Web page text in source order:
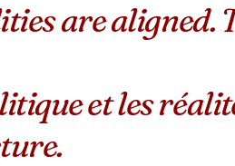
are aligned.
et les